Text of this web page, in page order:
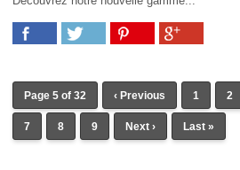
Page 5 of 32 ‹ Previous 1 2
7 8 9 Next › Last »